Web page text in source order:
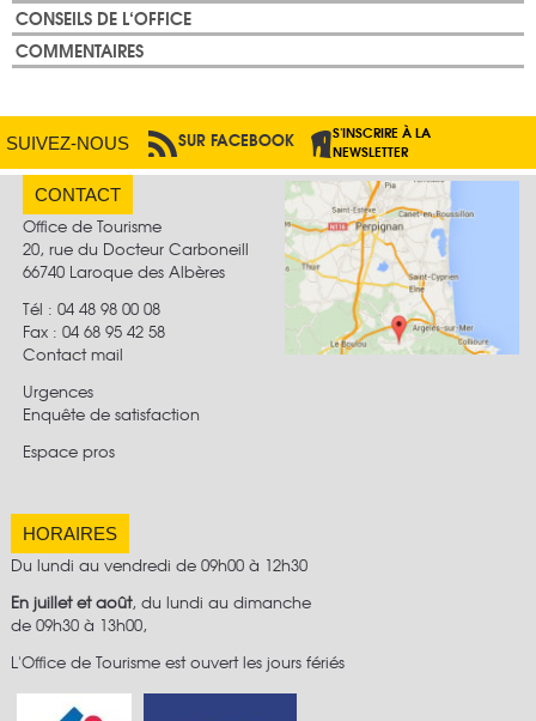
CONSEILS DE L‘OFFICE
COMMENTAIRES
SUIVEZ-NOUS SUR FACEBOOK
PAR RSS
S'INSCRIRE À LA
NEWSLETTER
CONTACT
Office de Tourisme
20, rue du Docteur Carboneill
66740 Laroque des Albères
Tél : 04 48 98 00 08
Fax : 04 68 95 42 58
Contact mail
Urgences
Enquête de satisfaction
Espace pros
HORAIRES
Du lundi au vendredi de 09h00 à 12h30
En juillet et août, du lundi au dimanche
de 09h30 à 13h00,
L'Office de Tourisme est ouvert les jours fériés